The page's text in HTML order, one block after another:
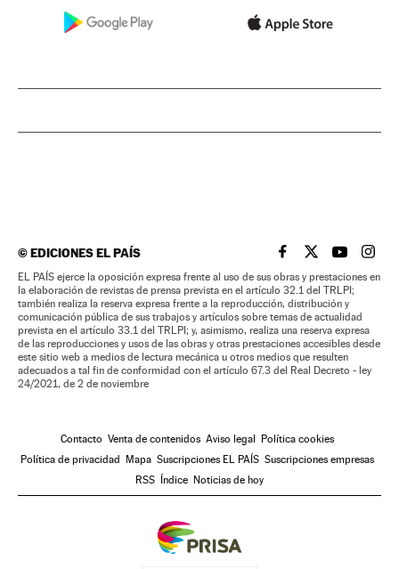
©EDICIONES EL PAÍS EL PAÍS BRASIL EN
EL PAÍSEL PAÍS
EL
EL PAÍS ejerce la oposición expresa frente al uso de sus obras y prestaciones en
la elaboración de revistas de prensa prevista en el artículo 32.1 del TRLPI;
también realiza la reserva expresa frente a la reproducción, distribución y
comunicación pública de sus trabajos y artículos sobre temas de actualidad
prevista en el artículo 33.1 del TRLPI; y, asimismo, realiza una reserva expresa
de las reproducciones y usos de las obras y otras prestaciones accesibles desde
este sitio web a medios de lectura mecánica u otros medios que resulten
adecuados a tal fin de conformidad con el artículo 67.3 del Real Decreto - ley
24/2021, de 2 de noviembre
Contacto Venta de contenidos Aviso legal Política cookies
Política de privacidad Mapa Suscripciones EL PAÍS Suscripciones empresas
RSS Índice Noticias de hoy